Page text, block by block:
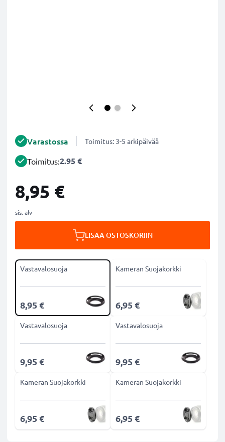
Varastossa Toimitus: 3-5 arkipäivää
Toimitus:2.95 €
8,95 €
sis. alv
LISÄÄ OSTOSKORIIN
Vastavalosuoja
8,95 €
Kameran Suojakorkki
6,95 €
Vastavalosuoja
9,95 €
Vastavalosuoja
9,95 €
Kameran Suojakorkki
6,95 €
Kameran Suojakorkki
6,95 €